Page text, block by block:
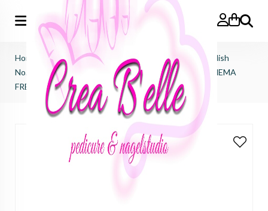
Zoeken
Home Victoria Vynn> Salon gel polish > salon gel polish
No.148 endless summer (TPO FREE, HEMA FREE, DI-HEMA
FREE)